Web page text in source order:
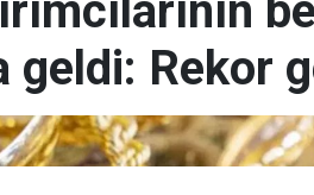
geldi: Rekor